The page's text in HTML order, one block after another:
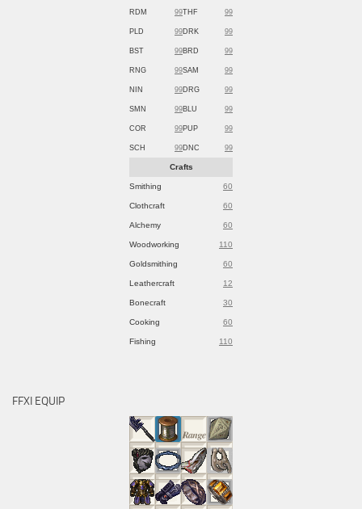
RDM 99THF 99
PLD 99DRK 99
BST 99BRD 99
RNG 99SAM 99
NIN 99DRG 99
SMN 99BLU 99
COR 99PUP 99
SCH 99DNC 99
Crafts
Smithing 60
Clothcraft 60
Alchemy 60
Woodworking 110
Goldsmithing 60
Leathercraft 12
Bonecraft 30
Cooking 60
Fishing 110
FFXI EQUIP